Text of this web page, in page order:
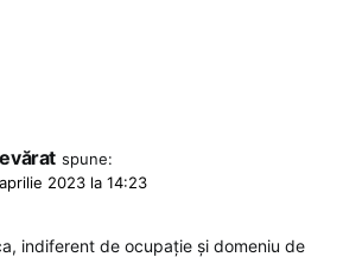
spune:
2023 la 14:23
indiferent de ocupație și domeniu de